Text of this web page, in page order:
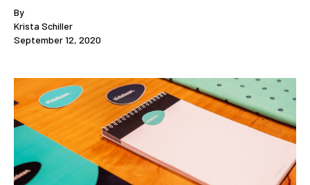
By
Krista Schiller
September 12, 2020